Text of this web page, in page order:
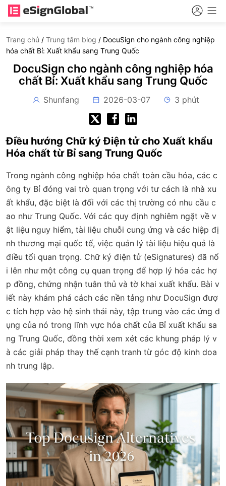
Trang chủ / Trung tâm blog / DocuSign cho ngành công nghiệp
hóa chất Bỉ: Xuất khẩu sang Trung Quốc
DocuSign cho ngành công nghiệp hóa
chất Bỉ: Xuất khẩu sang Trung Quốc
Shunfang 2026-03-07 3 phút
Điều hướng Chữ ký Điện tử cho Xuất khẩu
Hóa chất từ Bỉ sang Trung Quốc
Trong ngành công nghiệp hóa chất toàn cầu hóa, các c
ông ty Bỉ đóng vai trò quan trọng với tư cách là nhà xu
ất khẩu, đặc biệt là đối với các thị trường có nhu cầu c
ao như Trung Quốc. Với các quy định nghiêm ngặt về v
ật liệu nguy hiểm, tài liệu chuỗi cung ứng và các hiệp đị
nh thương mại quốc tế, việc quản lý tài liệu hiệu quả là
điều tối quan trọng. Chữ ký điện tử (eSignatures) đã nổ
i lên như một công cụ quan trọng để hợp lý hóa các hợ
p đồng, chứng nhận tuân thủ và tờ khai xuất khẩu. Bài v
iết này khám phá cách các nền tảng như DocuSign đượ
c tích hợp vào hệ sinh thái này, tập trung vào các ứng d
ụng của nó trong lĩnh vực hóa chất của Bỉ xuất khẩu sa
ng Trung Quốc, đồng thời xem xét các khung pháp lý v
à các giải pháp thay thế cạnh tranh từ góc độ kinh doa
nh trung lập.